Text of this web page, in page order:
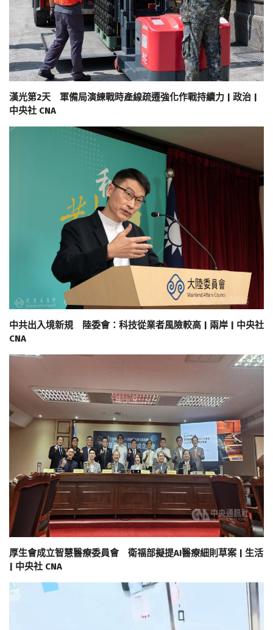
漢光第2天 軍備局演練戰時產線疏遷強化作戰持續力 | 政治 |
中央社 CNA
中共出入境新規 陸委會：科技從業者風險較高 | 兩岸 | 中央社
CNA
厚生會成立智慧醫療委員會 衛福部擬提AI醫療細則草案 | 生活
| 中央社 CNA